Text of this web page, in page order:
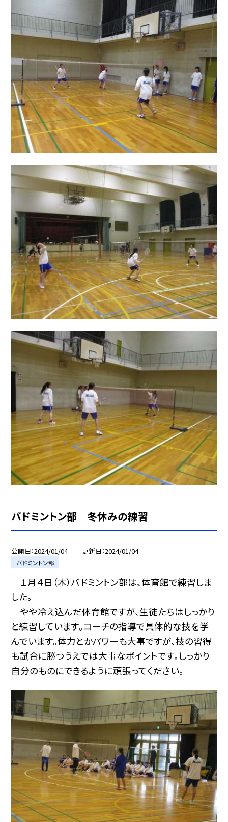
バドミントン部 冬休みの練習
公開日 2024/01/04 更新日 2024/01/04
バドミントン部
１月４日（木）バドミントン部は、体育館で練習しま
した。
やや冷え込んだ体育館ですが、生徒たちはしっかり
と練習しています。コーチの指導で具体的な技を学
んでいます。体力とかパワーも大事ですが、技の習得
も試合に勝つうえでは大事なポイントです。しっかり
自分のものにできるように頑張ってください。